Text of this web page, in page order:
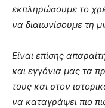
εκπληρώσουμε το
να διαιωνίσουμε τη
Είναι επίσης
και εγγόνια μας τα
τους και στον
να καταγράψει πιο